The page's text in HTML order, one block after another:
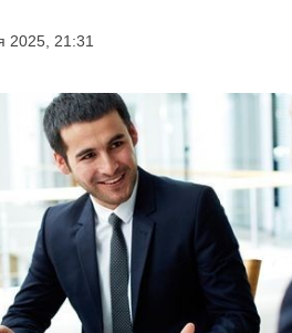
2025, 21:31